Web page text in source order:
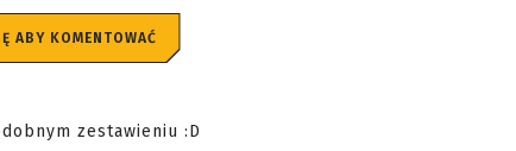
ABY KOMENTOWAĆ
zestawieniu :D